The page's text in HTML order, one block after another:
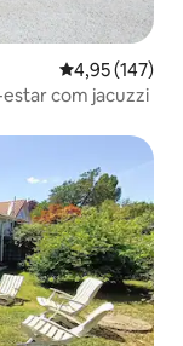
4,95 de uma
4,95 (147)
com jacuzzi